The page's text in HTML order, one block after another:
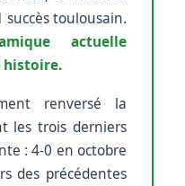
succès toulousain.
actuelle
histoire.
renversé la
les trois derniers
: 4-0 en octobre
des précédentes